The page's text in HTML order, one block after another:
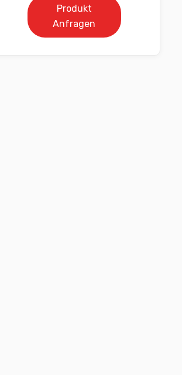
Produkt
Anfragen